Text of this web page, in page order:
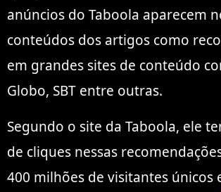
anúncios do Taboola aparecem
conteúdos dos artigos como
em grandes sites de conteúdo
Globo, SBT entre outras.
Segundo o site da Taboola, ele
de cliques nessas
400 milhões de visitantes únicos